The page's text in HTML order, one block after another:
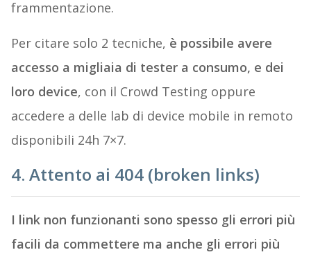
frammentazione.
Per citare solo 2 tecniche, è possibile avere
accesso a migliaia di tester a consumo, e dei
loro device, con il Crowd Testing oppure
accedere a delle lab di device mobile in remoto
disponibili 24h 7×7.
4. Attento ai 404 (broken links)
I link non funzionanti sono spesso gli errori più
facili da commettere ma anche gli errori più